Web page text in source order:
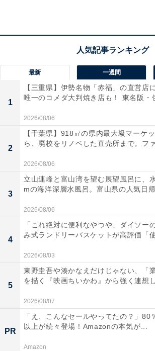
約10分／伊勢自動車道 伊勢ICから伊勢
大人1名（参考価格）：1万6500円
※料金は公式Webサイト参考価格
※プラン・部屋により価格は変動します
チェックイン・チェックアウト
チェックイン：15:00
チェックアウト：10:00
※プランにより時間が異なる可能性があ
あわせて読みたい
【榊原温泉の人気ホテル】
最新 一週間
1
【三重県】伊勢名物「赤福」の直営店
唯一のコメダ大判焼き店も！ 東名阪・
2026/08/06
2
【千葉県】918㎡の県内最大級マーケ
ら、廃校をリノベした直売所まで。フ
2026/08/06
3
立山連峰と富山湾を望む展望風呂に、
mの海洋深層水風呂。富山県の人気日帰
2026/08/06
4
「これ絶対に便利なやつや」ダイソー
み式ランドリーバスケットが高評価「
2026/08/03
5
東野圭吾や湊かなえだけじゃない、「
を描く『映画ちいかわ』から強く連想
2026/08/07
PR
「え、こんなセールやってたの？」80
以上が続々登場！Amazonの本気が...
Amazon